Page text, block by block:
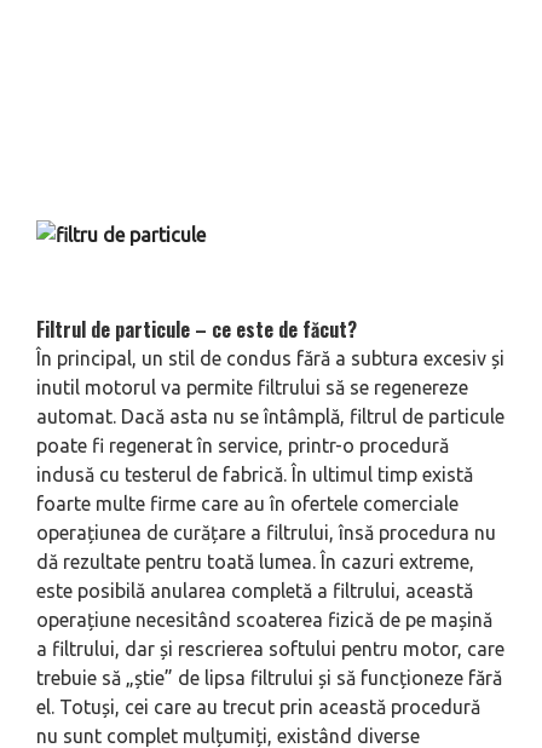
Filtrul de particule – ce este de făcut?
În principal, un stil de condus fără a subtura excesiv și
inutil motorul va permite filtrului să se regenereze
automat. Dacă asta nu se întâmplă, filtrul de particule
poate fi regenerat în service, printr-o procedură
indusă cu testerul de fabrică. În ultimul timp există
foarte multe firme care au în ofertele comerciale
operațiunea de curățare a filtrului, însă procedura nu
dă rezultate pentru toată lumea. În cazuri extreme,
este posibilă anularea completă a filtrului, această
operațiune necesitând scoaterea fizică de pe mașină
a filtrului, dar și rescrierea softului pentru motor, care
trebuie să „știe” de lipsa filtrului și să funcționeze fără
el. Totuși, cei care au trecut prin această procedură
nu sunt complet mulțumiți, existând diverse